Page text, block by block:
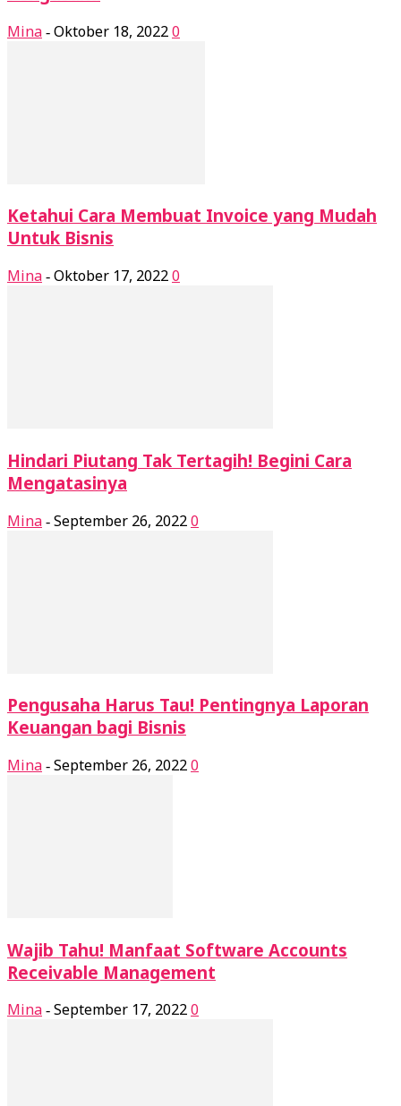
Mina - Oktober 18, 20220
Ketahui Cara Membuat Invoice yang Mudah
Untuk Bisnis
Mina - Oktober 17, 20220
Hindari Piutang Tak Tertagih! Begini Cara
Mengatasinya
Mina - September 26, 20220
Pengusaha Harus Tau! Pentingnya Laporan
Keuangan bagi Bisnis
Mina - September 26, 20220
Wajib Tahu! Manfaat Software Accounts
Receivable Management
Mina - September 17, 20220